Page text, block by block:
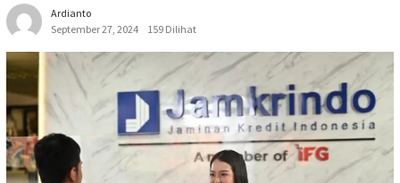
Ardianto
September 27, 2024
159 Dilihat